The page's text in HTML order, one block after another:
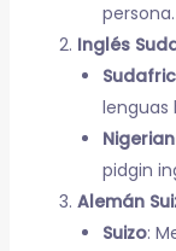
persona.
Inglés
lenguas
pidgin
Alemán
Suizo: